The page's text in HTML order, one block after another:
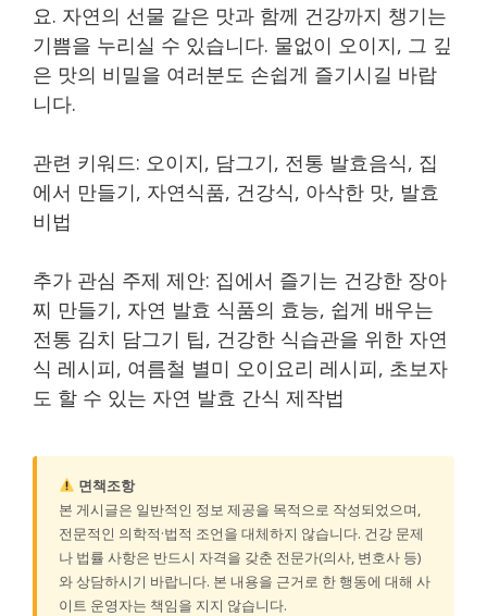
요. 자연의 선물 같은 맛과 함께 건강까지 챙기는
기쁨을 누리실 수 있습니다. 물없이 오이지, 그 깊
은 맛의 비밀을 여러분도 손쉽게 즐기시길 바랍
니다.
관련 키워드: 오이지, 담그기, 전통 발효음식, 집
에서 만들기, 자연식품, 건강식, 아삭한 맛, 발효
비법
추가 관심 주제 제안: 집에서 즐기는 건강한 장아
찌 만들기, 자연 발효 식품의 효능, 쉽게 배우는
전통 김치 담그기 팁, 건강한 식습관을 위한 자연
식 레시피, 여름철 별미 오이요리 레시피, 초보자
도 할 수 있는 자연 발효 간식 제작법
면책조항
본 게시글은 일반적인 정보 제공을 목적으로 작성되었으며,
전문적인 의학적·법적 조언을 대체하지 않습니다. 건강 문제
나 법률 사항은 반드시 자격을 갖춘 전문가(의사, 변호사 등)
와 상담하시기 바랍니다. 본 내용을 근거로 한 행동에 대해 사
이트 운영자는 책임을 지지 않습니다.